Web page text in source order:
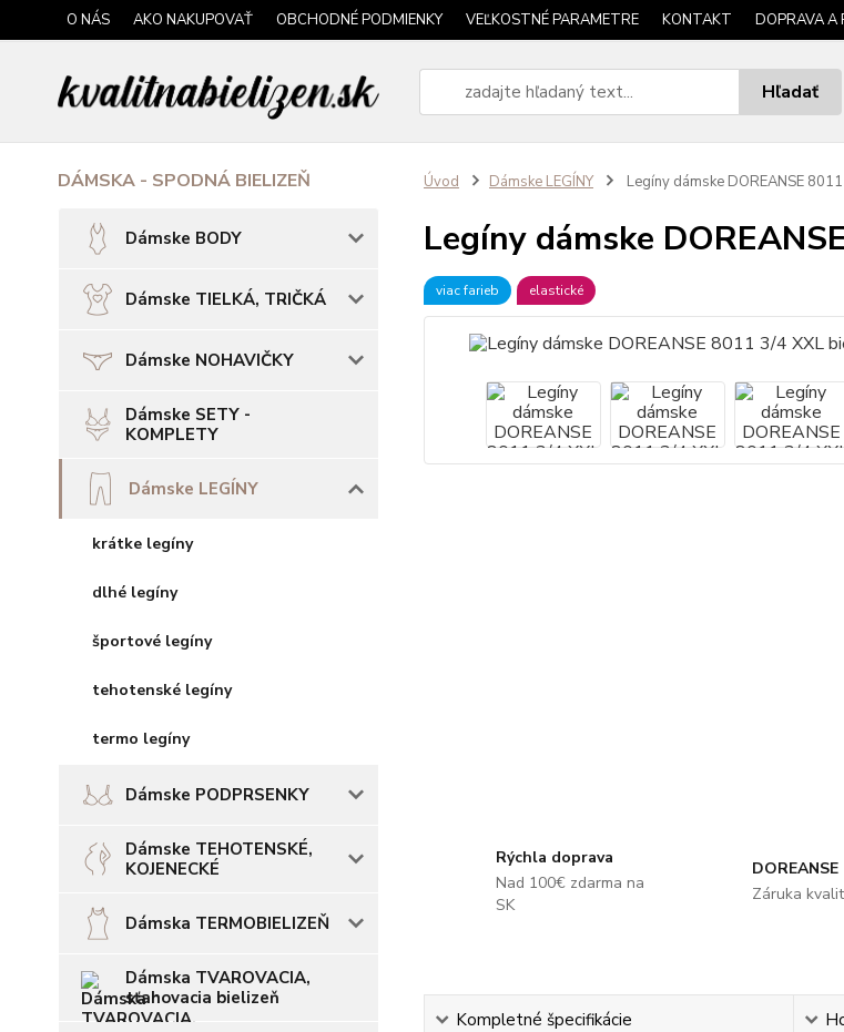
O NÁS AKO NAKUPOVAŤ OBCHODNÉ PODMIENKY VEĽKOSTNÉ PARAMETRE KONTAKT DOPRAVA A
Hľadať
DÁMSKA - SPODNÁ BIELIZEŇ
Dámske BODY
Dámske TIELKÁ, TRIČKÁ
Dámske NOHAVIČKY
Dámske SETY -
KOMPLETY
Dámske LEGÍNY
krátke legíny
dlhé legíny
športové legíny
tehotenské legíny
termo legíny
Dámske PODPRSENKY
Dámske TEHOTENSKÉ,
KOJENECKÉ
Dámska TERMOBIELIZEŇ
Dámska TVAROVACIA,
sťahovacia bielizeň
Úvod Dámske LEGÍNY Legíny dámske DOREANSE
Legíny dámske
viac farieb elastické
Rýchla doprava
Nad 100€ zdarma na
SK
DOREANSE
Záruka
Kompletné špecifikácie